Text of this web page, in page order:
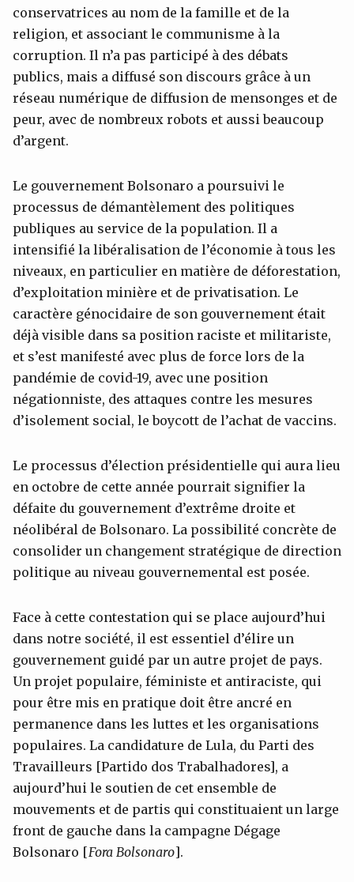
conservatrices au nom de la famille et de la
religion, et associant le communisme à la
corruption. Il n’a pas participé à des débats
publics, mais a diffusé son discours grâce à un
réseau numérique de diffusion de mensonges et de
peur, avec de nombreux robots et aussi beaucoup
d’argent.
Le gouvernement Bolsonaro a poursuivi le
processus de démantèlement des politiques
publiques au service de la population. Il a
intensifié la libéralisation de l’économie à tous les
niveaux, en particulier en matière de déforestation,
d’exploitation minière et de privatisation. Le
caractère génocidaire de son gouvernement était
déjà visible dans sa position raciste et militariste,
et s’est manifesté avec plus de force lors de la
pandémie de covid-19, avec une position
négationniste, des attaques contre les mesures
d’isolement social, le boycott de l’achat de vaccins.
Le processus d’élection présidentielle qui aura lieu
en octobre de cette année pourrait signifier la
défaite du gouvernement d’extrême droite et
néolibéral de Bolsonaro. La possibilité concrète de
consolider un changement stratégique de direction
politique au niveau gouvernemental est posée.
Face à cette contestation qui se place aujourd’hui
dans notre société, il est essentiel d’élire un
gouvernement guidé par un autre projet de pays.
Un projet populaire, féministe et antiraciste, qui
pour être mis en pratique doit être ancré en
permanence dans les luttes et les organisations
populaires. La candidature de Lula, du Parti des
Travailleurs [Partido dos Trabalhadores], a
aujourd’hui le soutien de cet ensemble de
mouvements et de partis qui constituaient un large
front de gauche dans la campagne Dégage
Bolsonaro [Fora Bolsonaro].